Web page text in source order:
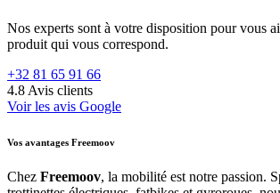
Nos experts sont à votre disposition pour vous
produit qui vous correspond.
+32 81 65 91 66
4.8 Avis clients
Voir les avis Google
Vos avantages Freemoov
Chez Freemoov, la mobilité est notre passion.